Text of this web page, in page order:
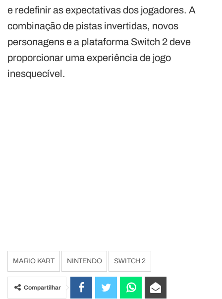
e redefinir as expectativas dos jogadores. A
combinação de pistas invertidas, novos
personagens e a plataforma Switch 2 deve
proporcionar uma experiência de jogo
inesquecível.
MARIO KART NINTENDO SWITCH 2
Compartilhar